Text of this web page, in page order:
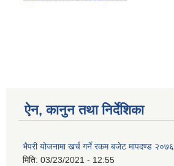
ऐन, कानुन तथा निर्देशिका
भैपरी योजनामा खर्च गर्ने रकम बजेट मापदण्ड २०७६
मिति: 03/23/2021 - 12:55